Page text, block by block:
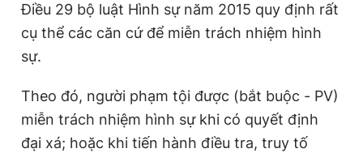
Điều 29 bộ luật Hình sự năm 2015 quy định rất
cụ thể các căn cứ để miễn trách nhiệm hình
sự.
Theo đó, người phạm tội được (bắt buộc - PV)
miễn trách nhiệm hình sự khi có quyết định
đại xá; hoặc khi tiến hành điều tra, truy tố